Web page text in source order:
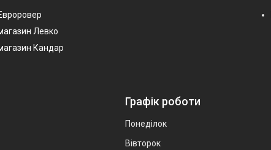
Левко
Кандар
Графік роботи
Понеділок
Вівторок